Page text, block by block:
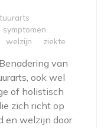
symptomen
welzijn ziekte
van
ook wel
of holistisch
zich richt op
en welzijn door